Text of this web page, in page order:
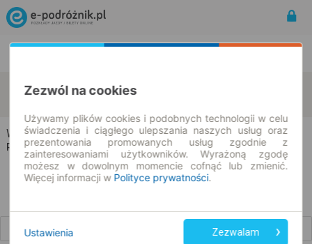
Włynkowo Słupsk
Włynkowo → Słupsk
Rozkład jazdy i bilety
Zezwól na cookies
Używamy plików cookies i podobnych technologii w celu
świadczenia i ciągłego ulepszania naszych usług oraz
prezentowania promowanych usług zgodnie z
zainteresowaniami użytkowników. Wyrażoną zgodę
możesz w dowolnym momencie cofnąć lub zmienić.
Więcej informacji w Polityce prywatności.
Ustawienia Zezwalam